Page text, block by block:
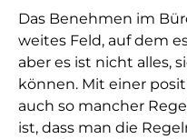
Das Benehmen im
weites Feld, auf dem
aber es ist nicht alles,
können. Mit einer
auch so mancher
ist, dass man die